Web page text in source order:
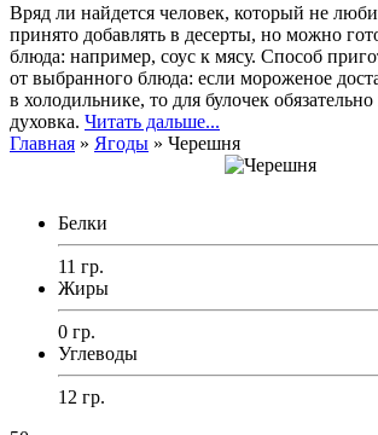
Вряд ли найдется человек, который не
принято добавлять в десерты, но можно
блюда: например, соус к мясу. Способ
от выбранного блюда: если мороженое
в холодильнике, то для булочек
духовка. Читать дальше...
Главная » Ягоды » Черешня
Белки
11 гр.
Жиры
0 гр.
Углеводы
12 гр.